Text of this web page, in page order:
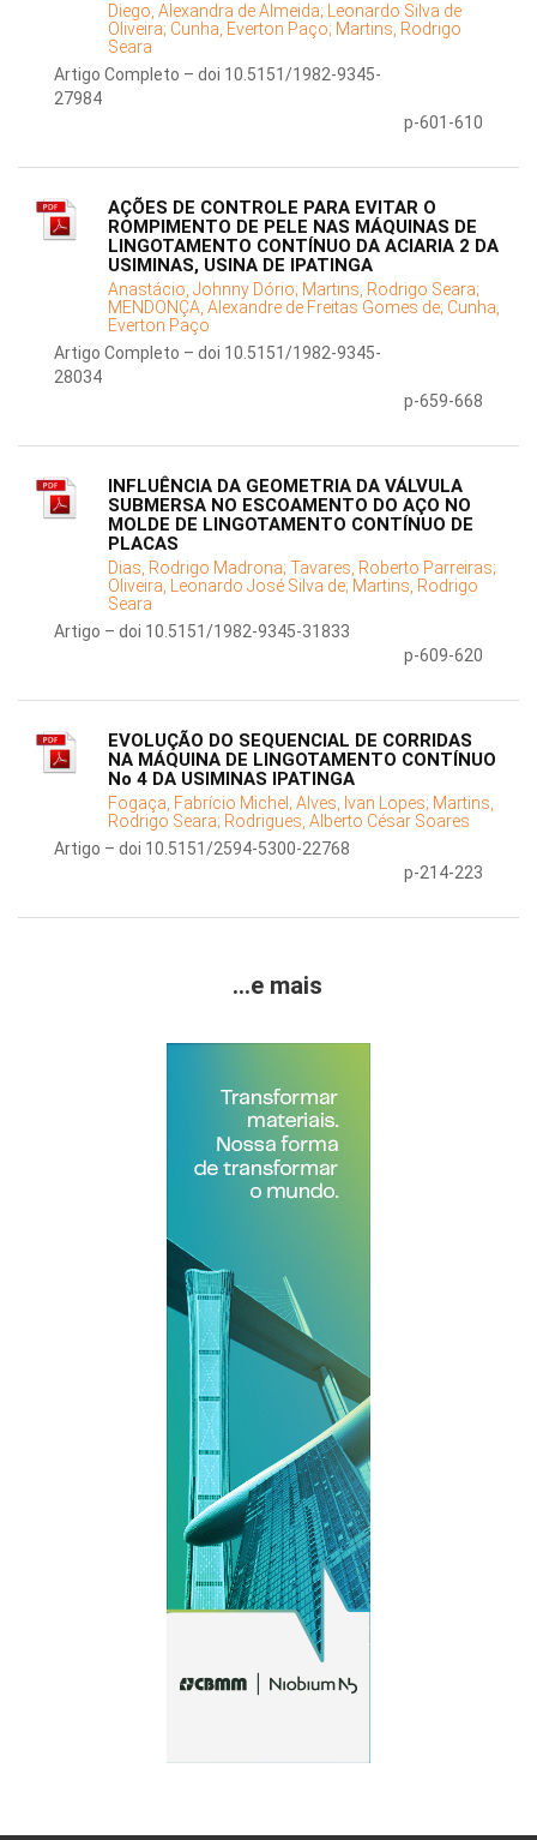
Diego, Alexandra de Almeida; Leonardo Silva de
Oliveira; Cunha, Everton Paço; Martins, Rodrigo
Seara
Artigo Completo – doi 10.5151/1982-9345-
27984
p-601-610
AÇÕES DE CONTROLE PARA EVITAR O
ROMPIMENTO DE PELE NAS MÁQUINAS DE
LINGOTAMENTO CONTÍNUO DA ACIARIA 2 DA
USIMINAS, USINA DE IPATINGA
Anastácio, Johnny Dório; Martins, Rodrigo Seara;
MENDONÇA, Alexandre de Freitas Gomes de; Cunha,
Everton Paço
Artigo Completo – doi 10.5151/1982-9345-
28034
p-659-668
INFLUÊNCIA DA GEOMETRIA DA VÁLVULA
SUBMERSA NO ESCOAMENTO DO AÇO NO
MOLDE DE LINGOTAMENTO CONTÍNUO DE
PLACAS
Dias, Rodrigo Madrona; Tavares, Roberto Parreiras;
Oliveira, Leonardo José Silva de; Martins, Rodrigo
Seara
Artigo – doi 10.5151/1982-9345-31833
p-609-620
EVOLUÇÃO DO SEQUENCIAL DE CORRIDAS
NA MÁQUINA DE LINGOTAMENTO CONTÍNUO
No 4 DA USIMINAS IPATINGA
Fogaça, Fabrício Michel; Alves, Ivan Lopes; Martins,
Rodrigo Seara; Rodrigues, Alberto César Soares
Artigo – doi 10.5151/2594-5300-22768
p-214-223
...e mais